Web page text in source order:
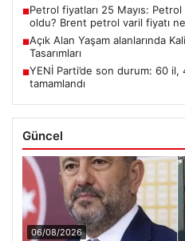
■Petrol fiyatları 25 Mayıs:
oldu? Brent petrol varil fiyatı
■Açık Alan Yaşam alanlarında
Tasarımları
■YENİ Parti’de son durum: 60
tamamlandı
Güncel
06/08/2026